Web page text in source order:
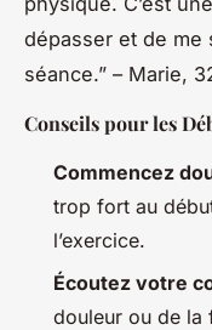
dépasser et de me
séance.” – Marie,
Conseils pour les
Commencez
trop fort au
l’exercice.
Écoutez votre
douleur ou de la